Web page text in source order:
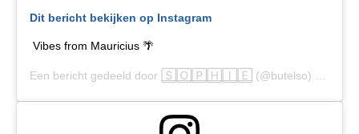
Dit bericht bekijken op Instagram
Vibes from Mauricius 🌴
Een bericht gedeeld door 🅂🄾🄿🄷🄸🄴 (@butelso) op